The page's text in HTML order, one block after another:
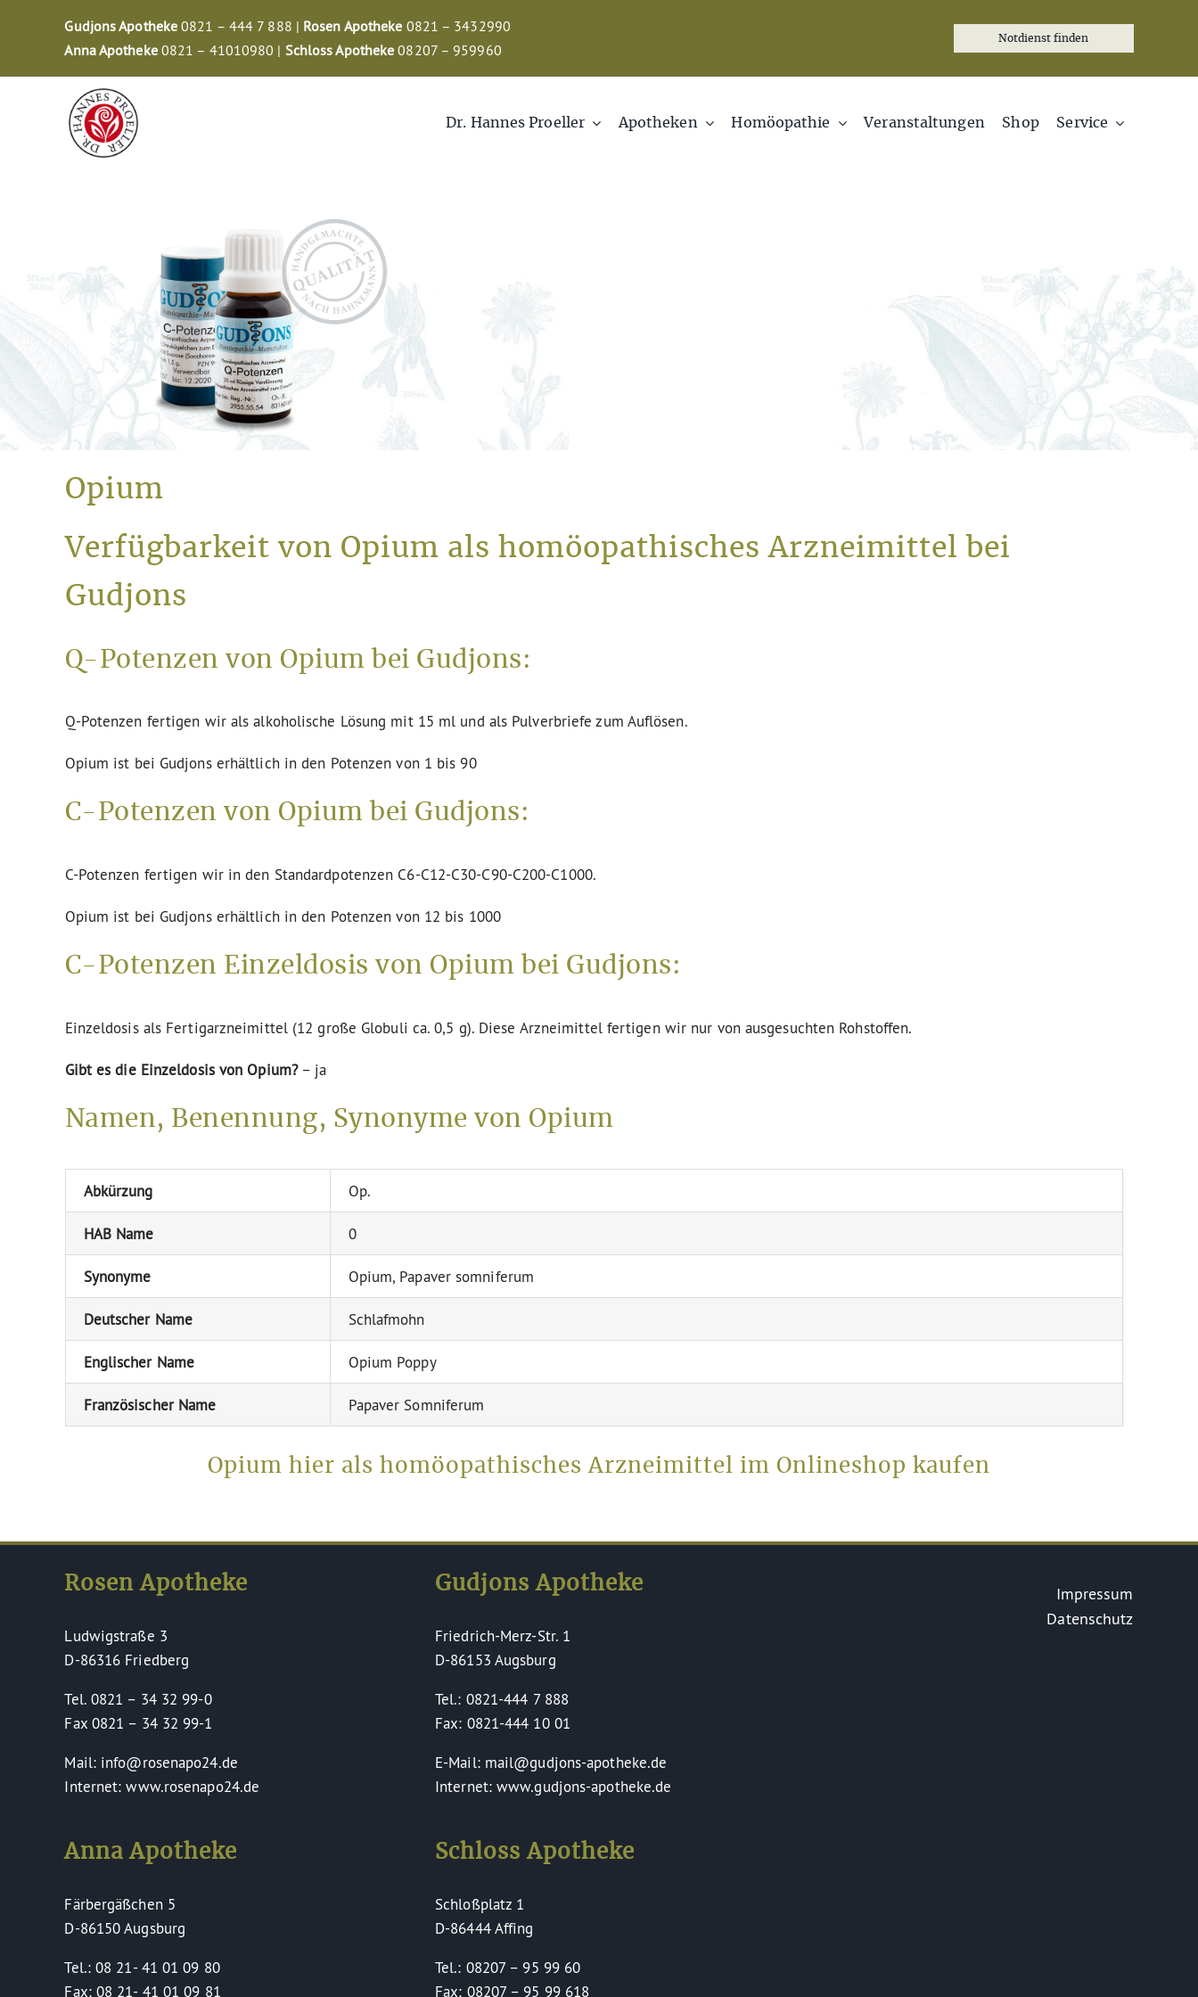
Gudjons Apotheke 0821 – 444 7 888 | Rosen Apotheke 0821 – 3432990
Anna Apotheke0821 – 41010980 | Schloss Apotheke 08207 – 959960
Notdienst finden
Dr. Hannes Proeller Apotheken Homöopathie Veranstaltungen Shop Service
Opium
Verfügbarkeit von Opium als homöopathisches Arzneimittel bei
Gudjons
Q-Potenzen von Opium bei Gudjons:
Q-Potenzen fertigen wir als alkoholische Lösung mit 15 ml und als Pulverbriefe zum Auflösen.
Opium ist bei Gudjons erhältlich in den Potenzen von 1 bis 90
C-Potenzen von Opium bei Gudjons:
C-Potenzen fertigen wir in den Standardpotenzen C6-C12-C30-C90-C200-C1000.
Opium ist bei Gudjons erhältlich in den Potenzen von 12 bis 1000
C-Potenzen Einzeldosis von Opium bei Gudjons:
Einzeldosis als Fertigarzneimittel (12 große Globuli ca. 0,5 g). Diese Arzneimittel fertigen wir nur von ausgesuchten Rohstoffen.
Gibt es die Einzeldosis von Opium?– ja
Namen, Benennung, Synonyme von Opium
Abkürzung Op.
HAB Name 0
Synonyme Opium, Papaver somniferum
Deutscher Name Schlafmohn
Englischer Name Opium Poppy
Französischer Name Papaver Somniferum
Opium hier als homöopathisches Arzneimittel im Onlineshop kaufen
Rosen Apotheke
Ludwigstraße 3
D-86316 Friedberg
Tel. 0821 – 34 32 99-0
Fax 0821 – 34 32 99-1
Mail: info@rosenapo24.de
Internet: www.rosenapo24.de
Anna Apotheke
Färbergäßchen 5
D-86150 Augsburg
Tel.: 08 21- 41 01 09 80
Fax: 08 21- 41 01 09 81
Gudjons Apotheke
Friedrich-Merz-Str. 1
D-86153 Augsburg
Tel.: 0821-444 7 888
Fax: 0821-444 10 01
E-Mail: mail@gudjons-apotheke.de
Internet: www.gudjons-apotheke.de
Schloss Apotheke
Schloßplatz 1
D-86444 Affing
Tel.: 08207 – 95 99 60
Fax: 08207 – 95 99 618
Impressum
Datenschutz